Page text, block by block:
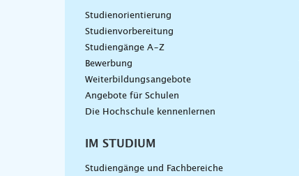
Studienorientierung
Studienvorbereitung
Studiengänge A–Z
Bewerbung
Weiterbildungsangebote
Angebote für Schulen
Die Hochschule kennenlernen
IM STUDIUM
Studiengänge und Fachbereiche